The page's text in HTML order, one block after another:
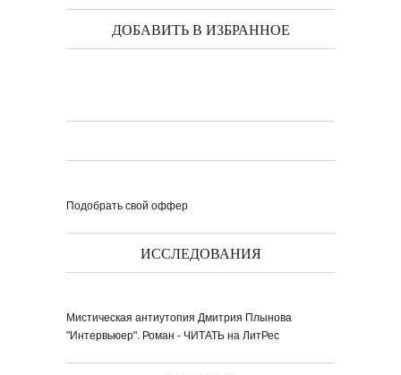
ДОБАВИТЬ В ИЗБРАННОЕ
Подобрать свой оффер
ИССЛЕДОВАНИЯ
Мистическая антиутопия Дмитрия Плынова
"Интервьюер". Роман - ЧИТАТЬ на ЛитРес